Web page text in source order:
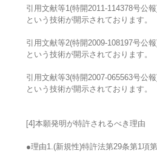
引用文献等1(特開2011-114378号公報)
という技術が開示されております。
引用文献等2(特開2009-108197号公報)
という技術が開示されております。
引用文献等3(特開2007-065563号公報)
という技術が開示されております。
[4]本願発明が特許されるべき理由
●理由1.(新規性)特許法第29条第1項